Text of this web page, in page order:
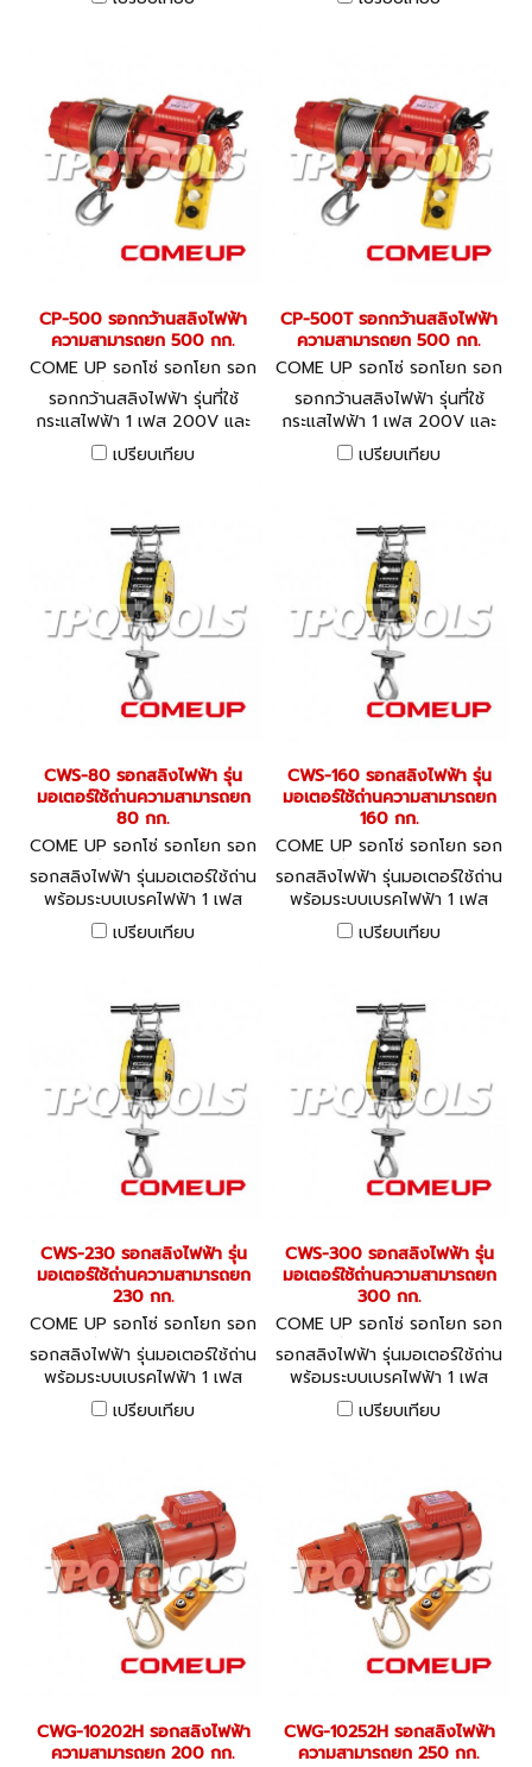
Electric Winch Electric Winch
CP-500 รอกกว้านสลิงไฟฟ้า
ความสามารถยก 500 กก.
COME UP รอกโซ่ รอกโยก รอก
ถ่วง CP-500
รอกกว้านสลิงไฟฟ้า รุ่นที่ใช้
กระแสไฟฟ้า 1 เฟส 200V และ
3 เฟส 380V - COME UP
Electric Winch
เปรียบเทียบ
CP-500T รอกกว้านสลิงไฟฟ้า
ความสามารถยก 500 กก.
COME UP รอกโซ่ รอกโยก รอก
ถ่วง CP-500T
รอกกว้านสลิงไฟฟ้า รุ่นที่ใช้
กระแสไฟฟ้า 1 เฟส 200V และ
3 เฟส 380V - COME UP
Electric Winch
เปรียบเทียบ
CWS-80 รอกสลิงไฟฟ้า รุ่น
มอเตอร์ใช้ถ่านความสามารถยก
80 กก.
COME UP รอกโซ่ รอกโยก รอก
ถ่วง CWS-80
รอกสลิงไฟฟ้า รุ่นมอเตอร์ใช้ถ่าน
พร้อมระบบเบรคไฟฟ้า 1 เฟส
220V COME UP Universal
Motor Winch
เปรียบเทียบ
CWS-160 รอกสลิงไฟฟ้า รุ่น
มอเตอร์ใช้ถ่านความสามารถยก
160 กก.
COME UP รอกโซ่ รอกโยก รอก
ถ่วง CWS-160
รอกสลิงไฟฟ้า รุ่นมอเตอร์ใช้ถ่าน
พร้อมระบบเบรคไฟฟ้า 1 เฟส
220V COME UP Universal
Motor Winch
เปรียบเทียบ
CWS-230 รอกสลิงไฟฟ้า รุ่น
มอเตอร์ใช้ถ่านความสามารถยก
230 กก.
COME UP รอกโซ่ รอกโยก รอก
ถ่วง CWS-230
รอกสลิงไฟฟ้า รุ่นมอเตอร์ใช้ถ่าน
พร้อมระบบเบรคไฟฟ้า 1 เฟส
220V COME UP Universal
Motor Winch
เปรียบเทียบ
CWS-300 รอกสลิงไฟฟ้า รุ่น
มอเตอร์ใช้ถ่านความสามารถยก
300 กก.
COME UP รอกโซ่ รอกโยก รอก
ถ่วง CWS-300
รอกสลิงไฟฟ้า รุ่นมอเตอร์ใช้ถ่าน
พร้อมระบบเบรคไฟฟ้า 1 เฟส
220V COME UP Universal
Motor Winch
เปรียบเทียบ
CWG-10202H รอกสลิงไฟฟ้า
ความสามารถยก 200 กก.
CWG-10252H รอกสลิงไฟฟ้า
ความสามารถยก 250 กก.